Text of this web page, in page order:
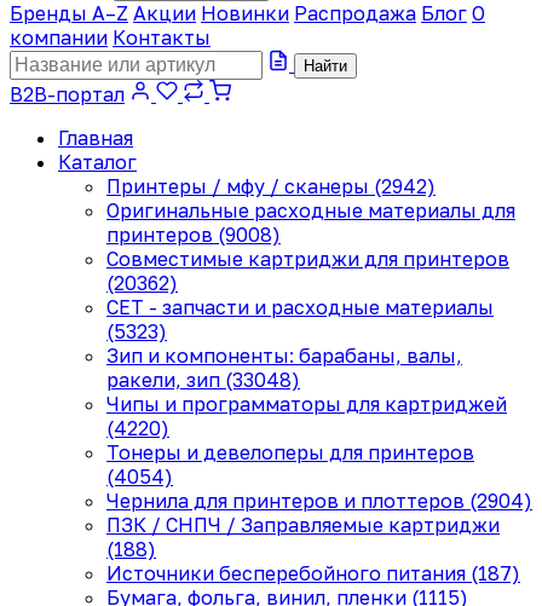
Бренды A–Z Акции Новинки Распродажа Блог О
компании Контакты
Найти
B2B-портал
Главная
Каталог
Принтеры / мфу / сканеры (2942)
Оригинальные расходные материалы для
принтеров (9008)
Совместимые картриджи для принтеров
(20362)
CET - запчасти и расходные материалы
(5323)
Зип и компоненты: барабаны, валы,
ракели, зип (33048)
Чипы и программаторы для картриджей
(4220)
Тонеры и девелоперы для принтеров
(4054)
Чернила для принтеров и плоттеров (2904)
ПЗК / СНПЧ / Заправляемые картриджи
(188)
Источники бесперебойного питания (187)
Бумага, фольга, винил, пленки (1115)